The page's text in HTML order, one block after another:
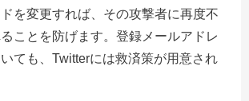
を変更すれば、その攻撃者に再度不
ことを防げます。登録メールアドレ
ても、Twitterには救済策が用意され